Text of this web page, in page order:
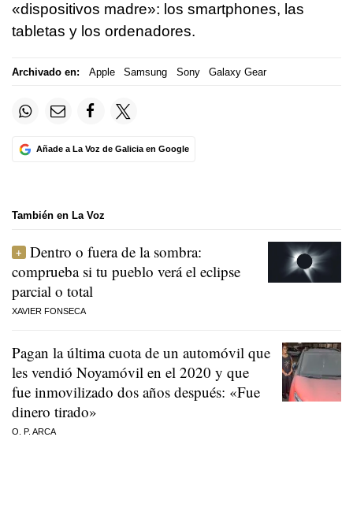
«dispositivos madre»: los smartphones, las
tabletas y los ordenadores.
Archivado en: Apple Samsung Sony Galaxy Gear
Añade a La Voz de Galicia en Google
También en La Voz
Dentro o fuera de la sombra:
comprueba si tu pueblo verá el eclipse
parcial o total
XAVIER FONSECA
Pagan la última cuota de un automóvil que
les vendió Noyamóvil en el 2020 y que
fue inmovilizado dos años después: «Fue
dinero tirado»
O. P. ARCA